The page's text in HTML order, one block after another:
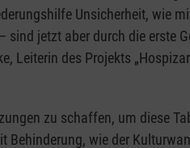
Unsicherheit, wie
jetzt aber durch die erste
Leiterin des Projekts
zu schaffen, um diese
wie der